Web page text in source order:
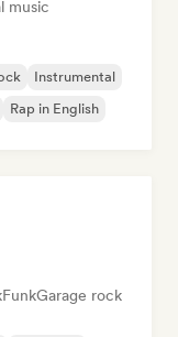
music
Instrumental
Rap in English
FunkGarage rock